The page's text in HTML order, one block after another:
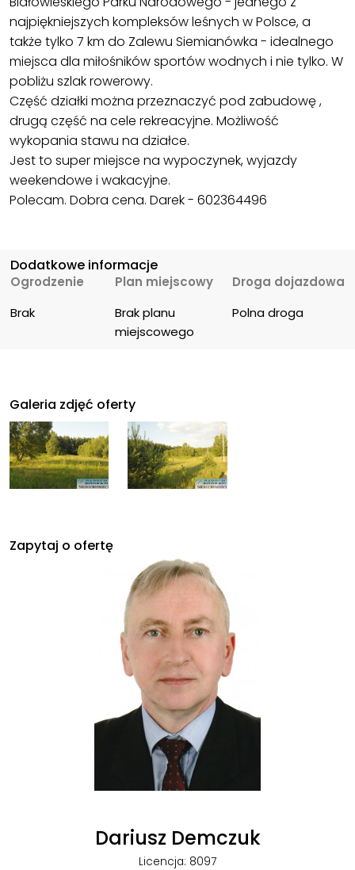
najpiękniejszych kompleksów leśnych w Polsce, a
także tylko 7 km do Zalewu Siemianówka - idealnego
miejsca dla miłośników sportów wodnych i nie tylko. W
pobliżu szlak rowerowy.
Część działki można przeznaczyć pod zabudowę ,
drugą część na cele rekreacyjne. Możliwość
wykopania stawu na działce.
Jest to super miejsce na wypoczynek, wyjazdy
weekendowe i wakacyjne.
Polecam. Dobra cena. Darek - 602364496
Dodatkowe informacje
Ogrodzenie
Brak
Plan miejscowy
Brak planu
miejscowego
Droga dojazdowa
Polna droga
Galeria zdjęć oferty
Zapytaj o ofertę
Dariusz Demczuk
Licencja: 8097